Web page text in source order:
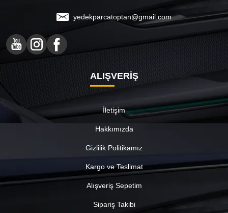
yedekparcatoptan@gmail.com
ALIŞVERİŞ
İletişim
Hakkımızda
Gizlilik Politikamız
Kargo ve Teslimat
Alışveriş Sepetim
Sipariş Takibi